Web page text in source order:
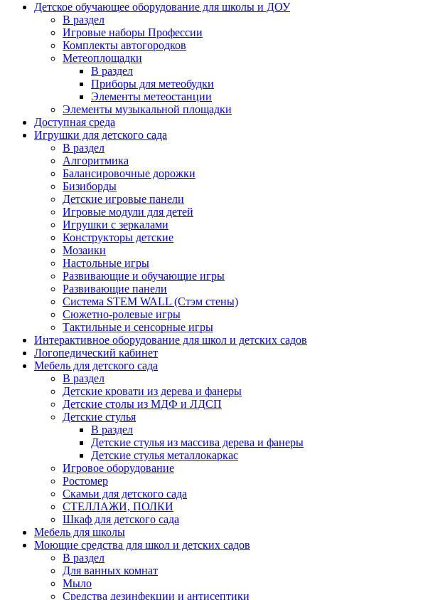
Детское обучающее оборудование для школы и ДОУ
В раздел
Игровые наборы Профессии
Комплекты автогородков
Метеоплощадки
В раздел
Приборы для метеобудки
Элементы метеостанции
Элементы музыкальной площадки
Доступная среда
Игрушки для детского сада
В раздел
Алгоритмика
Балансировочные дорожки
Бизиборды
Детские игровые панели
Игровые модули для детей
Игрушки с зеркалами
Конструкторы детские
Мозаики
Настольные игры
Развивающие и обучающие игры
Развивающие панели
Система STEM WALL (Cтэм стены)
Сюжетно-ролевые игры
Тактильные и сенсорные игры
Интерактивное оборудование для школ и детских садов
Логопедический кабинет
Мебель для детского сада
В раздел
Детские кровати из дерева и фанеры
Детские столы из МДФ и ЛДСП
Детские стулья
В раздел
Детские стулья из массива дерева и фанеры
Детские стулья металлокаркас
Игровое оборудование
Ростомер
Скамьи для детского сада
СТЕЛЛАЖИ, ПОЛКИ
Шкаф для детского сада
Мебель для школы
Моющие средства для школ и детских садов
В раздел
Для ванных комнат
Мыло
Средства дезинфекции и антисептики